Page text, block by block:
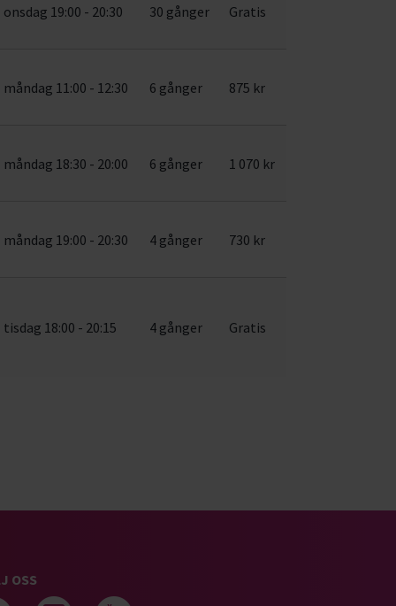
onsdag 19:00 - 20:30 30 gånger Gratis
måndag 11:00 - 12:30 6 gånger 875 kr
måndag 18:30 - 20:00 6 gånger 1 070 kr
måndag 19:00 - 20:30 4 gånger 730 kr
tisdag 18:00 - 20:15 4 gånger Gratis
OSS